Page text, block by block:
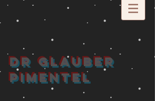
DR GLAUBER
PIMENTEL